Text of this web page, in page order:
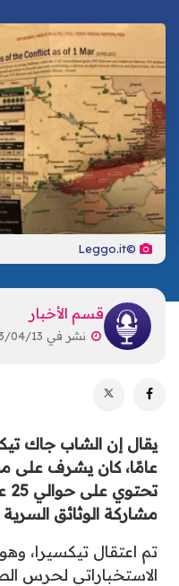
مجتمع مدني
تكنولوجيا
صحة
©Leggo.it
قسم الأخبار
نشر في 13 22:41
عامًا، كان يشرف على
مشاركة الوثائق
تم اعتقال تيكسيرا،
الاستخباراتي لحرس